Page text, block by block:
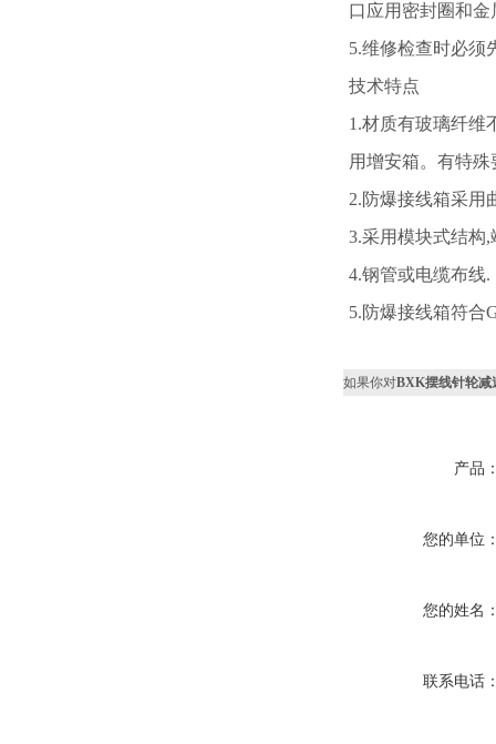
口应用密封圈和
5.维修检查时必须
技术特点
1.材质有玻璃纤维
用增安箱。有特
2.防爆接线箱采用
3.采用模块式结构
4.钢管或电缆布线.
5.防爆接线箱符合
如果你对BXK摆线针轮减
产品
您的单位
您的姓名
联系电话